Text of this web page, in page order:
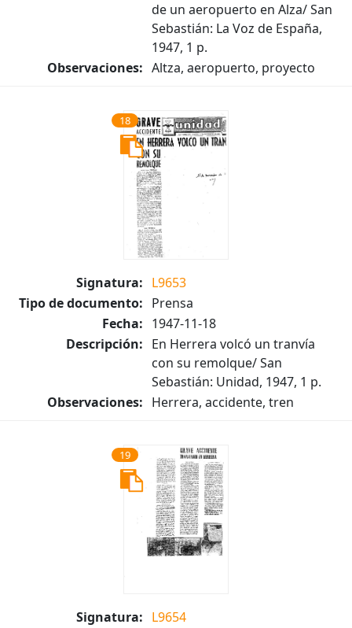
de un aeropuerto en Alza/ San
Sebastián: La Voz de España,
1947, 1 p.
Observaciones: Altza, aeropuerto, proyecto
18
Signatura: L9653
Tipo de documento: Prensa
Fecha: 1947-11-18
Descripción: En Herrera volcó un tranvía
con su remolque/ San
Sebastián: Unidad, 1947, 1 p.
Observaciones: Herrera, accidente, tren
19
Signatura: L9654